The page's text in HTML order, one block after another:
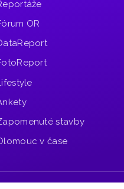
OR
stavby
v čase